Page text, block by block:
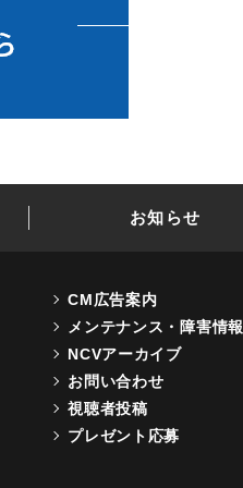
お知らせ
CM広告案内
メンテナンス・障害情報
NCVアーカイブ
お問い合わせ
視聴者投稿
プレゼント応募